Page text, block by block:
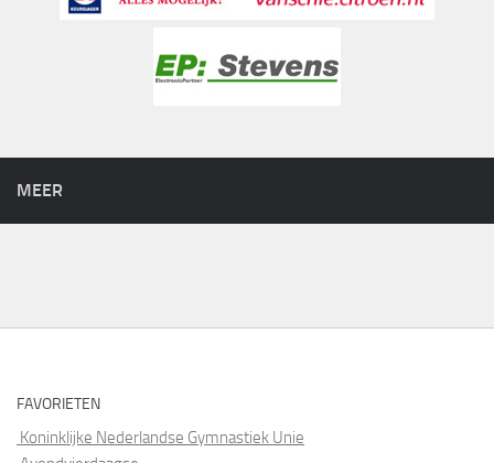
MEER
FAVORIETEN
Koninklijke Nederlandse Gymnastiek Unie